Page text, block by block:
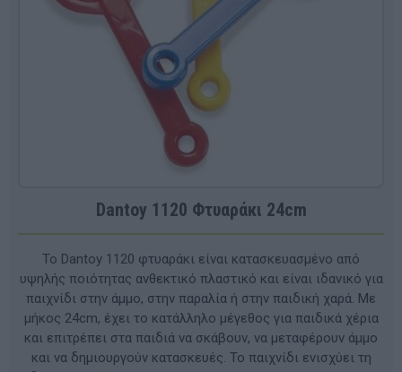
Dantoy 1120 Φτυαράκι 24cm
Το Dantoy 1120 φτυαράκι είναι κατασκευασμένο από
υψηλής ποιότητας ανθεκτικό πλαστικό και είναι ιδανικό για
παιχνίδι στην άμμο, στην παραλία ή στην παιδική χαρά. Με
μήκος 24cm, έχει το κατάλληλο μέγεθος για παιδικά χέρια
και επιτρέπει στα παιδιά να σκάβουν, να μεταφέρουν άμμο
και να δημιουργούν κατασκευές. Το παιχνίδι ενισχύει τη